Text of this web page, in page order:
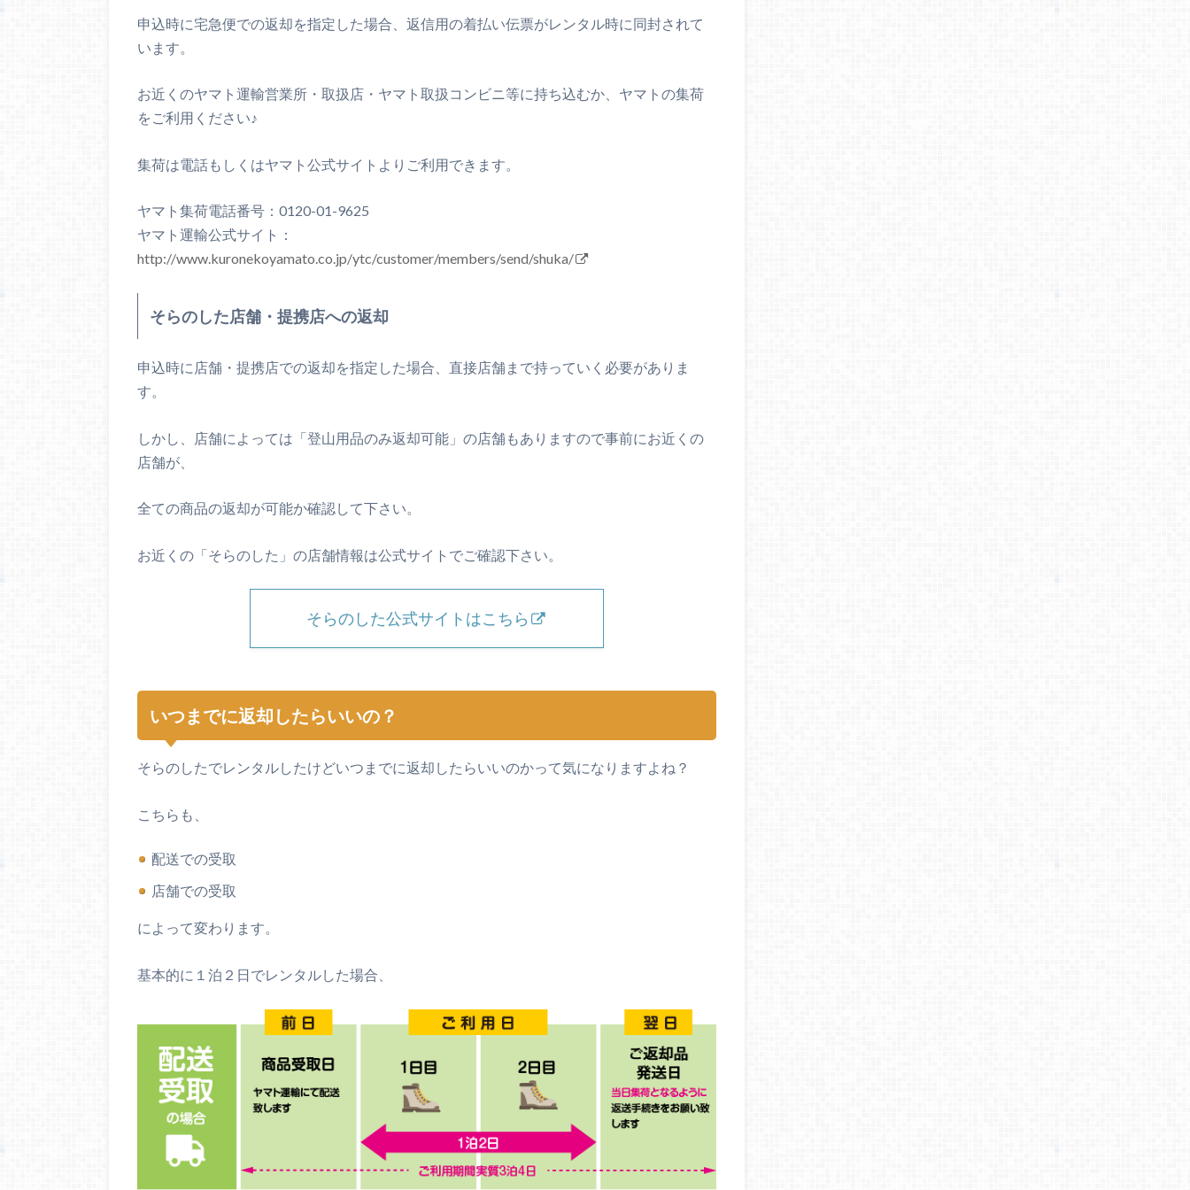
申込時に宅急便での返却を指定した場合、返信用の着払い伝票がレンタル時に同封されて
います。
お近くのヤマト運輸営業所・取扱店・ヤマト取扱コンビニ等に持ち込むか、ヤマトの集荷
をご利用ください♪
集荷は電話もしくはヤマト公式サイトよりご利用できます。
ヤマト集荷電話番号：0120-01-9625
ヤマト運輸公式サイト：
http://www.kuronekoyamato.co.jp/ytc/customer/members/send/shuka/
そらのした店舗・提携店への返却
申込時に店舗・提携店での返却を指定した場合、直接店舗まで持っていく必要がありま
す。
しかし、店舗によっては「登山用品のみ返却可能」の店舗もありますので事前にお近くの
店舗が、
全ての商品の返却が可能か確認して下さい。
お近くの「そらのした」の店舗情報は公式サイトでご確認下さい。
そらのした公式サイトはこちら
いつまでに返却したらいいの？
そらのしたでレンタルしたけどいつまでに返却したらいいのかって気になりますよね？
こちらも、
配送での受取
店舗での受取
によって変わります。
基本的に１泊２日でレンタルした場合、